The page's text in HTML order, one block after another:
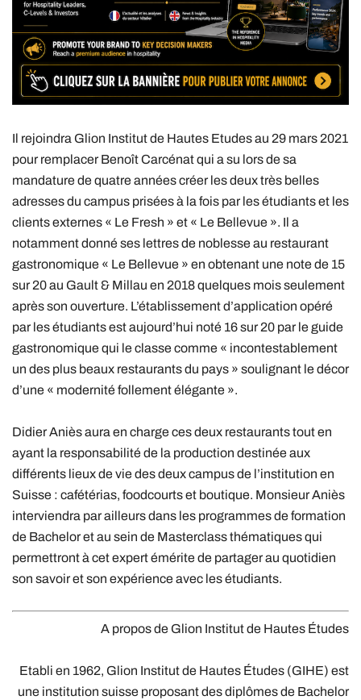
Il rejoindra Glion Institut de Hautes Etudes au 29 mars 2021
pour remplacer Benoît Carcénat qui a su lors de sa
mandature de quatre années créer les deux très belles
adresses du campus prisées à la fois par les étudiants et les
clients externes « Le Fresh » et « Le Bellevue ». Il a
notamment donné ses lettres de noblesse au restaurant
gastronomique « Le Bellevue » en obtenant une note de 15
sur 20 au Gault & Millau en 2018 quelques mois seulement
après son ouverture. L’établissement d’application opéré
par les étudiants est aujourd’hui noté 16 sur 20 par le guide
gastronomique qui le classe comme « incontestablement
un des plus beaux restaurants du pays » soulignant le décor
d’une « modernité follement élégante ».
Didier Aniès aura en charge ces deux restaurants tout en
ayant la responsabilité de la production destinée aux
différents lieux de vie des deux campus de l’institution en
Suisse : cafétérias, foodcourts et boutique. Monsieur Aniès
interviendra par ailleurs dans les programmes de formation
de Bachelor et au sein de Masterclass thématiques qui
permettront à cet expert émérite de partager au quotidien
son savoir et son expérience avec les étudiants.
A propos de Glion Institut de Hautes Études
Etabli en 1962, Glion Institut de Hautes Études (GIHE) est
une institution suisse proposant des diplômes de Bachelor